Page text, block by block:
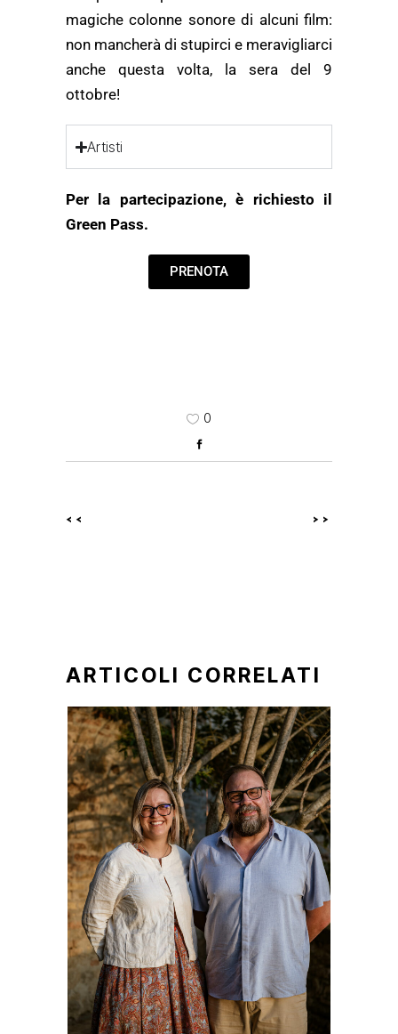
magiche colonne sonore di alcuni film:
non mancherà di stupirci e meravigliarci
anche questa volta, la sera del 9
ottobre!
Artisti
Per la partecipazione, è richiesto il
Green Pass.
PRENOTA
0
<< >>
ARTICOLI CORRELATI